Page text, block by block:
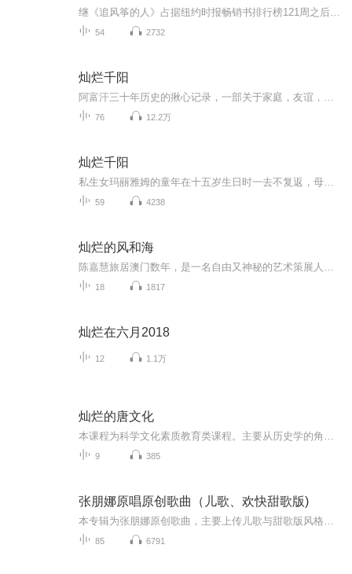
54 2732
灿烂千阳
76 12.2万
灿烂千阳
59 4238
灿烂的风和海
18 1817
灿烂在六月2018
12 1.1万
灿烂的唐文化
9 385
张朋娜原唱原创歌曲（儿歌、欢快甜歌版)
85 6791